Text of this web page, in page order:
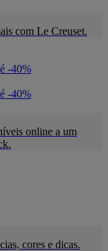
com Le Creuset.
-40%
-40%
online a um
cores e dicas.